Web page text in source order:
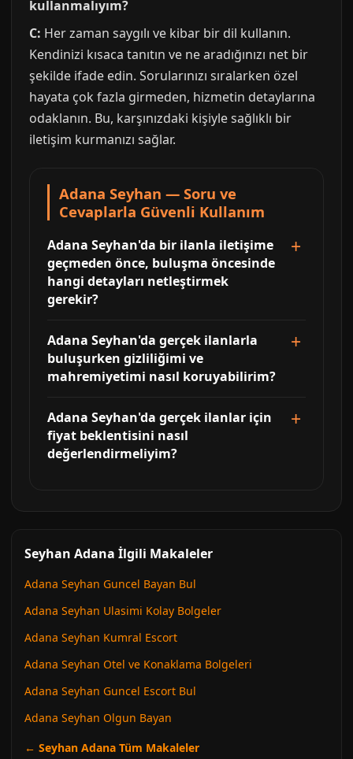
kullanmalıyım?
C: Her zaman saygılı ve kibar bir dil kullanın.
Kendinizi kısaca tanıtın ve ne aradığınızı net bir
şekilde ifade edin. Sorularınızı sıralarken özel
hayata çok fazla girmeden, hizmetin detaylarına
odaklanın. Bu, karşınızdaki kişiyle sağlıklı bir
iletişim kurmanızı sağlar.
Adana Seyhan — Soru ve
Cevaplarla Güvenli Kullanım
Adana Seyhan'da bir ilanla iletişime
geçmeden önce, buluşma öncesinde
hangi detayları netleştirmek
gerekir?
Adana Seyhan'da gerçek ilanlarla
buluşurken gizliliğimi ve
mahremiyetimi nasıl koruyabilirim?
Adana Seyhan'da gerçek ilanlar için
fiyat beklentisini nasıl
değerlendirmeliyim?
Seyhan Adana İlgili Makaleler
Adana Seyhan Guncel Bayan Bul
Adana Seyhan Ulasimi Kolay Bolgeler
Adana Seyhan Kumral Escort
Adana Seyhan Otel ve Konaklama Bolgeleri
Adana Seyhan Guncel Escort Bul
Adana Seyhan Olgun Bayan
← Seyhan Adana Tüm Makaleler